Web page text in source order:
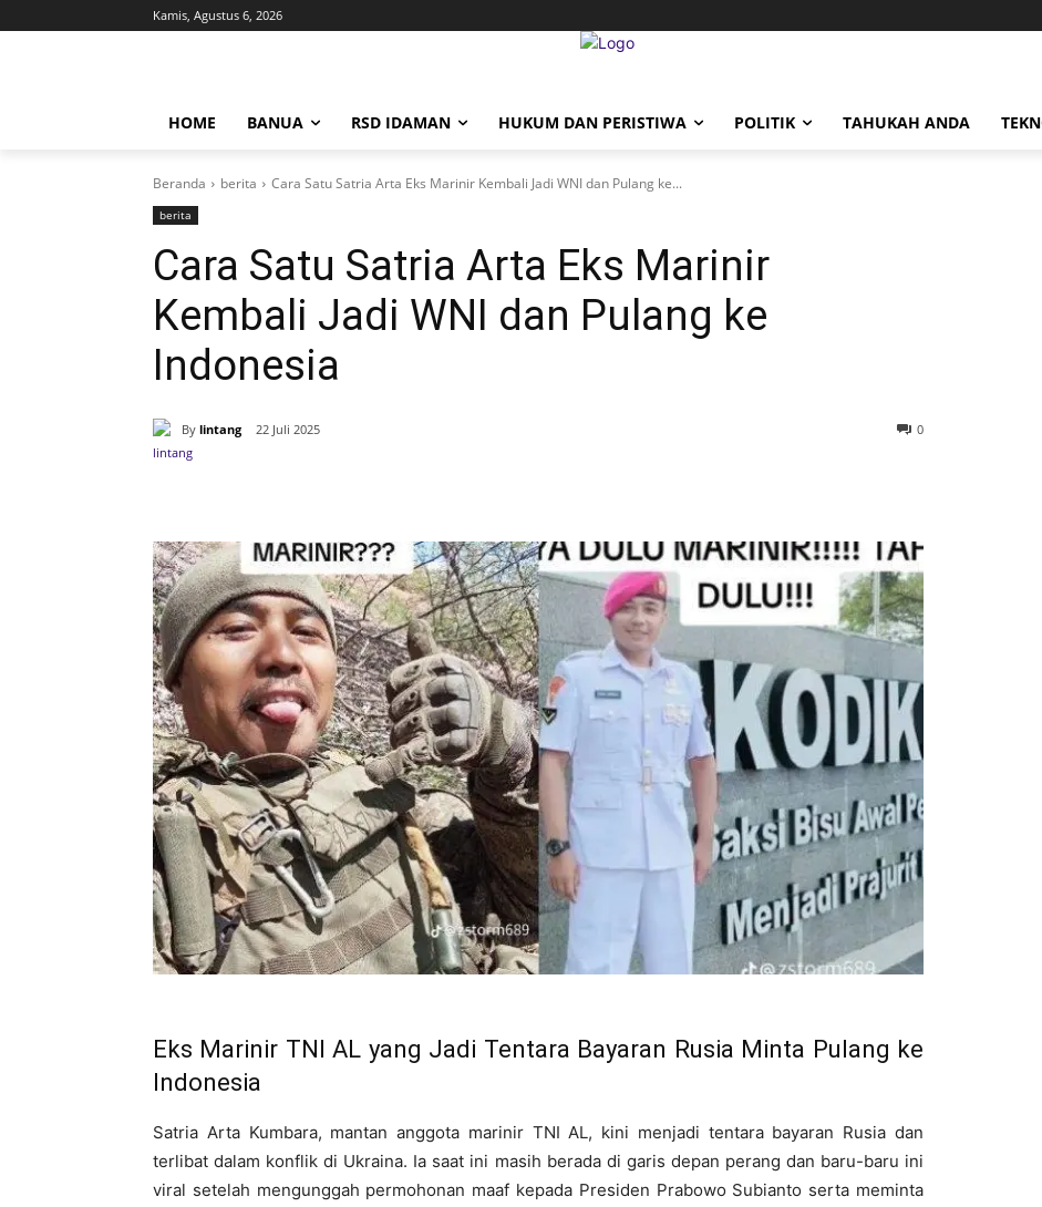
Kamis, Agustus 6, 2026
HOME BANUA RSD IDAMAN HUKUM DAN PERISTIWA POLITIK TAHUKAH ANDA
Beranda berita Cara Satu Satria Arta Eks Marinir Kembali Jadi WNI dan Pulang ke...
berita
Cara Satu Satria Arta Eks Marinir
Kembali Jadi WNI dan Pulang ke
Indonesia
By lintang 22 Juli 2025 0
Eks Marinir TNI AL yang Jadi Tentara Bayaran Rusia Minta Pulang ke
Indonesia
Satria Arta Kumbara, mantan anggota marinir TNI AL, kini menjadi tentara bayaran Rusia dan
terlibat dalam konflik di Ukraina. Ia saat ini masih berada di garis depan perang dan baru-baru ini
viral setelah mengunggah permohonan maaf kepada Presiden Prabowo Subianto serta meminta